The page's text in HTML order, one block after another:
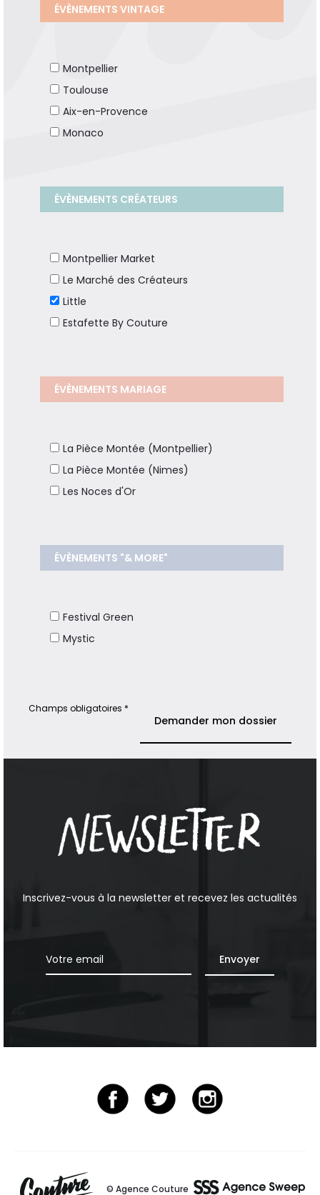
ÉVÈNEMENTS VINTAGE
Montpellier
Toulouse
Aix-en-Provence
Monaco
ÉVÈNEMENTS CRÉATEURS
Montpellier Market
Le Marché des Créateurs
Little
Estafette By Couture
ÉVÈNEMENTS MARIAGE
La Pièce Montée (Montpellier)
La Pièce Montée (Nimes)
Les Noces d'Or
ÉVÈNEMENTS "& MORE"
Festival Green
Mystic
Champs obligatoires *
Inscrivez-vous à la newsletter et recevez les actualités
© Agence Couture